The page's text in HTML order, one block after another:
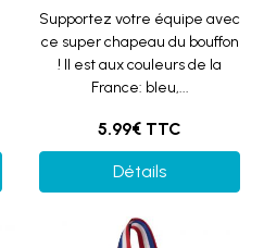
Supportez votre équipe avec
ce super chapeau du bouffon
! Il est aux couleurs de la
France: bleu,...
5.99€ TTC
Détails